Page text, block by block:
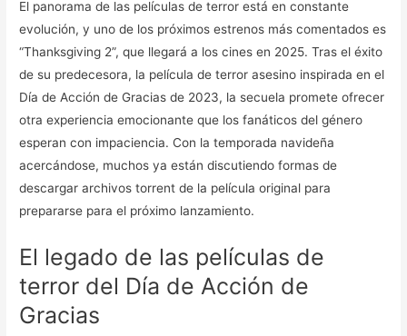
El panorama de las películas de terror está en constante
evolución, y uno de los próximos estrenos más comentados es
“Thanksgiving 2”, que llegará a los cines en 2025. Tras el éxito
de su predecesora, la película de terror asesino inspirada en el
Día de Acción de Gracias de 2023, la secuela promete ofrecer
otra experiencia emocionante que los fanáticos del género
esperan con impaciencia. Con la temporada navideña
acercándose, muchos ya están discutiendo formas de
descargar archivos torrent de la película original para
prepararse para el próximo lanzamiento.
El legado de las películas de
terror del Día de Acción de
Gracias